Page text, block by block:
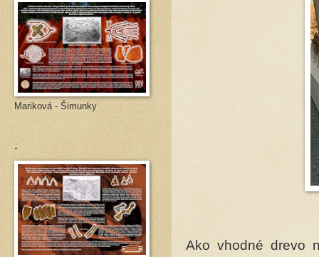
Ako vhodné drevo
Mariková - Šimunky
.